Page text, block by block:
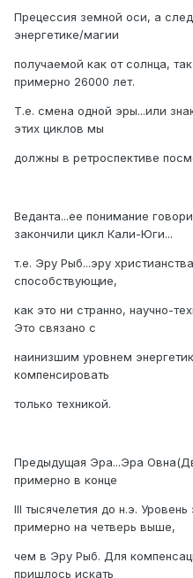
Прецессия земной оси, а
энергетике/магии
получаемой как от солнца,
примерно 26000 лет.
Т.е. смена одной эры...или
этих циклов мы
должны в ретроспективе
Веданта...ее понимание
закончили цикл Кали-Юги...
т.е. Эру Рыб...эру
способствующие,
как это ни странно, научно-
Это связано с
наинизшим уровнем
компенсировать
только техникой.
Предыдущая Эра...Эра
примерно в конце
III тысячелетия до н.э.
примерно на четверь выше,
чем в Эру Рыб. Для
пришлось искать